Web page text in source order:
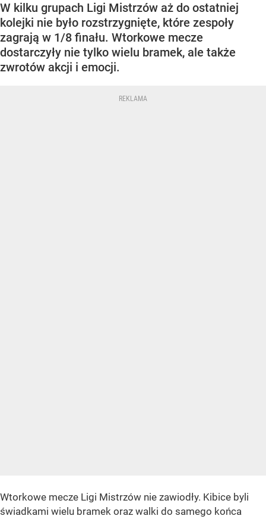
W kilku grupach Ligi Mistrzów aż do ostatniej
kolejki nie było rozstrzygnięte, które zespoły
zagrają w 1/8 finału. Wtorkowe mecze
dostarczyły nie tylko wielu bramek, ale także
zwrotów akcji i emocji.
Wtorkowe mecze Ligi Mistrzów nie zawiodły. Kibice byli
świadkami wielu bramek oraz walki do samego końca